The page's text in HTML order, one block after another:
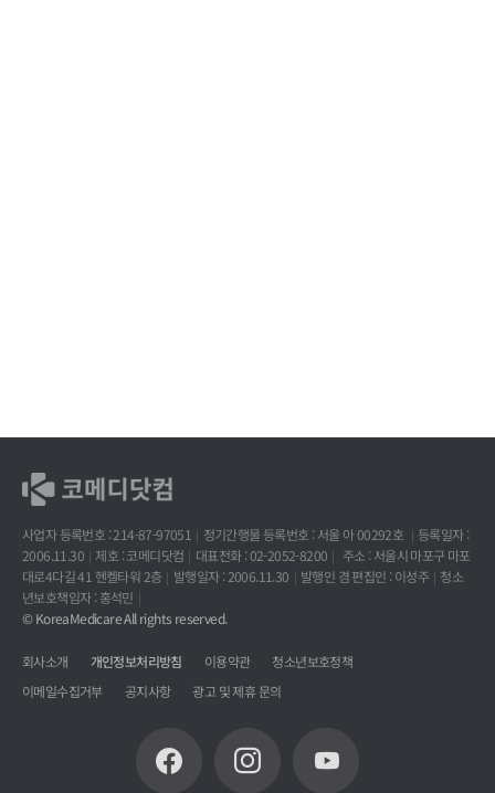
사업자 등록번호 : 214-87-97051 정기간행물 등록번호 : 서울 아 00292호
등록일자 :
2006.11.30
제호 : 코메디닷컴 대표전화 : 02-2052-8200
주소 : 서울시 마포구 마포
대로4다길 41 헨켈타워 2층
발행일자 : 2006.11.30 발행인 겸 편집인 : 이성주
청소
년보호책임자 : 홍석민
© KoreaMedicare All rights reserved.
회사소개 개인정보처리방침 이용약관
청소년보호정책
이메일수집거부
공지사항 광고 및 제휴 문의